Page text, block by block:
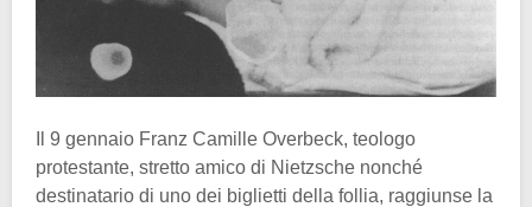
Il 9 gennaio Franz Camille Overbeck, teologo
protestante, stretto amico di Nietzsche nonché
destinatario di uno dei biglietti della follia, raggiunse la